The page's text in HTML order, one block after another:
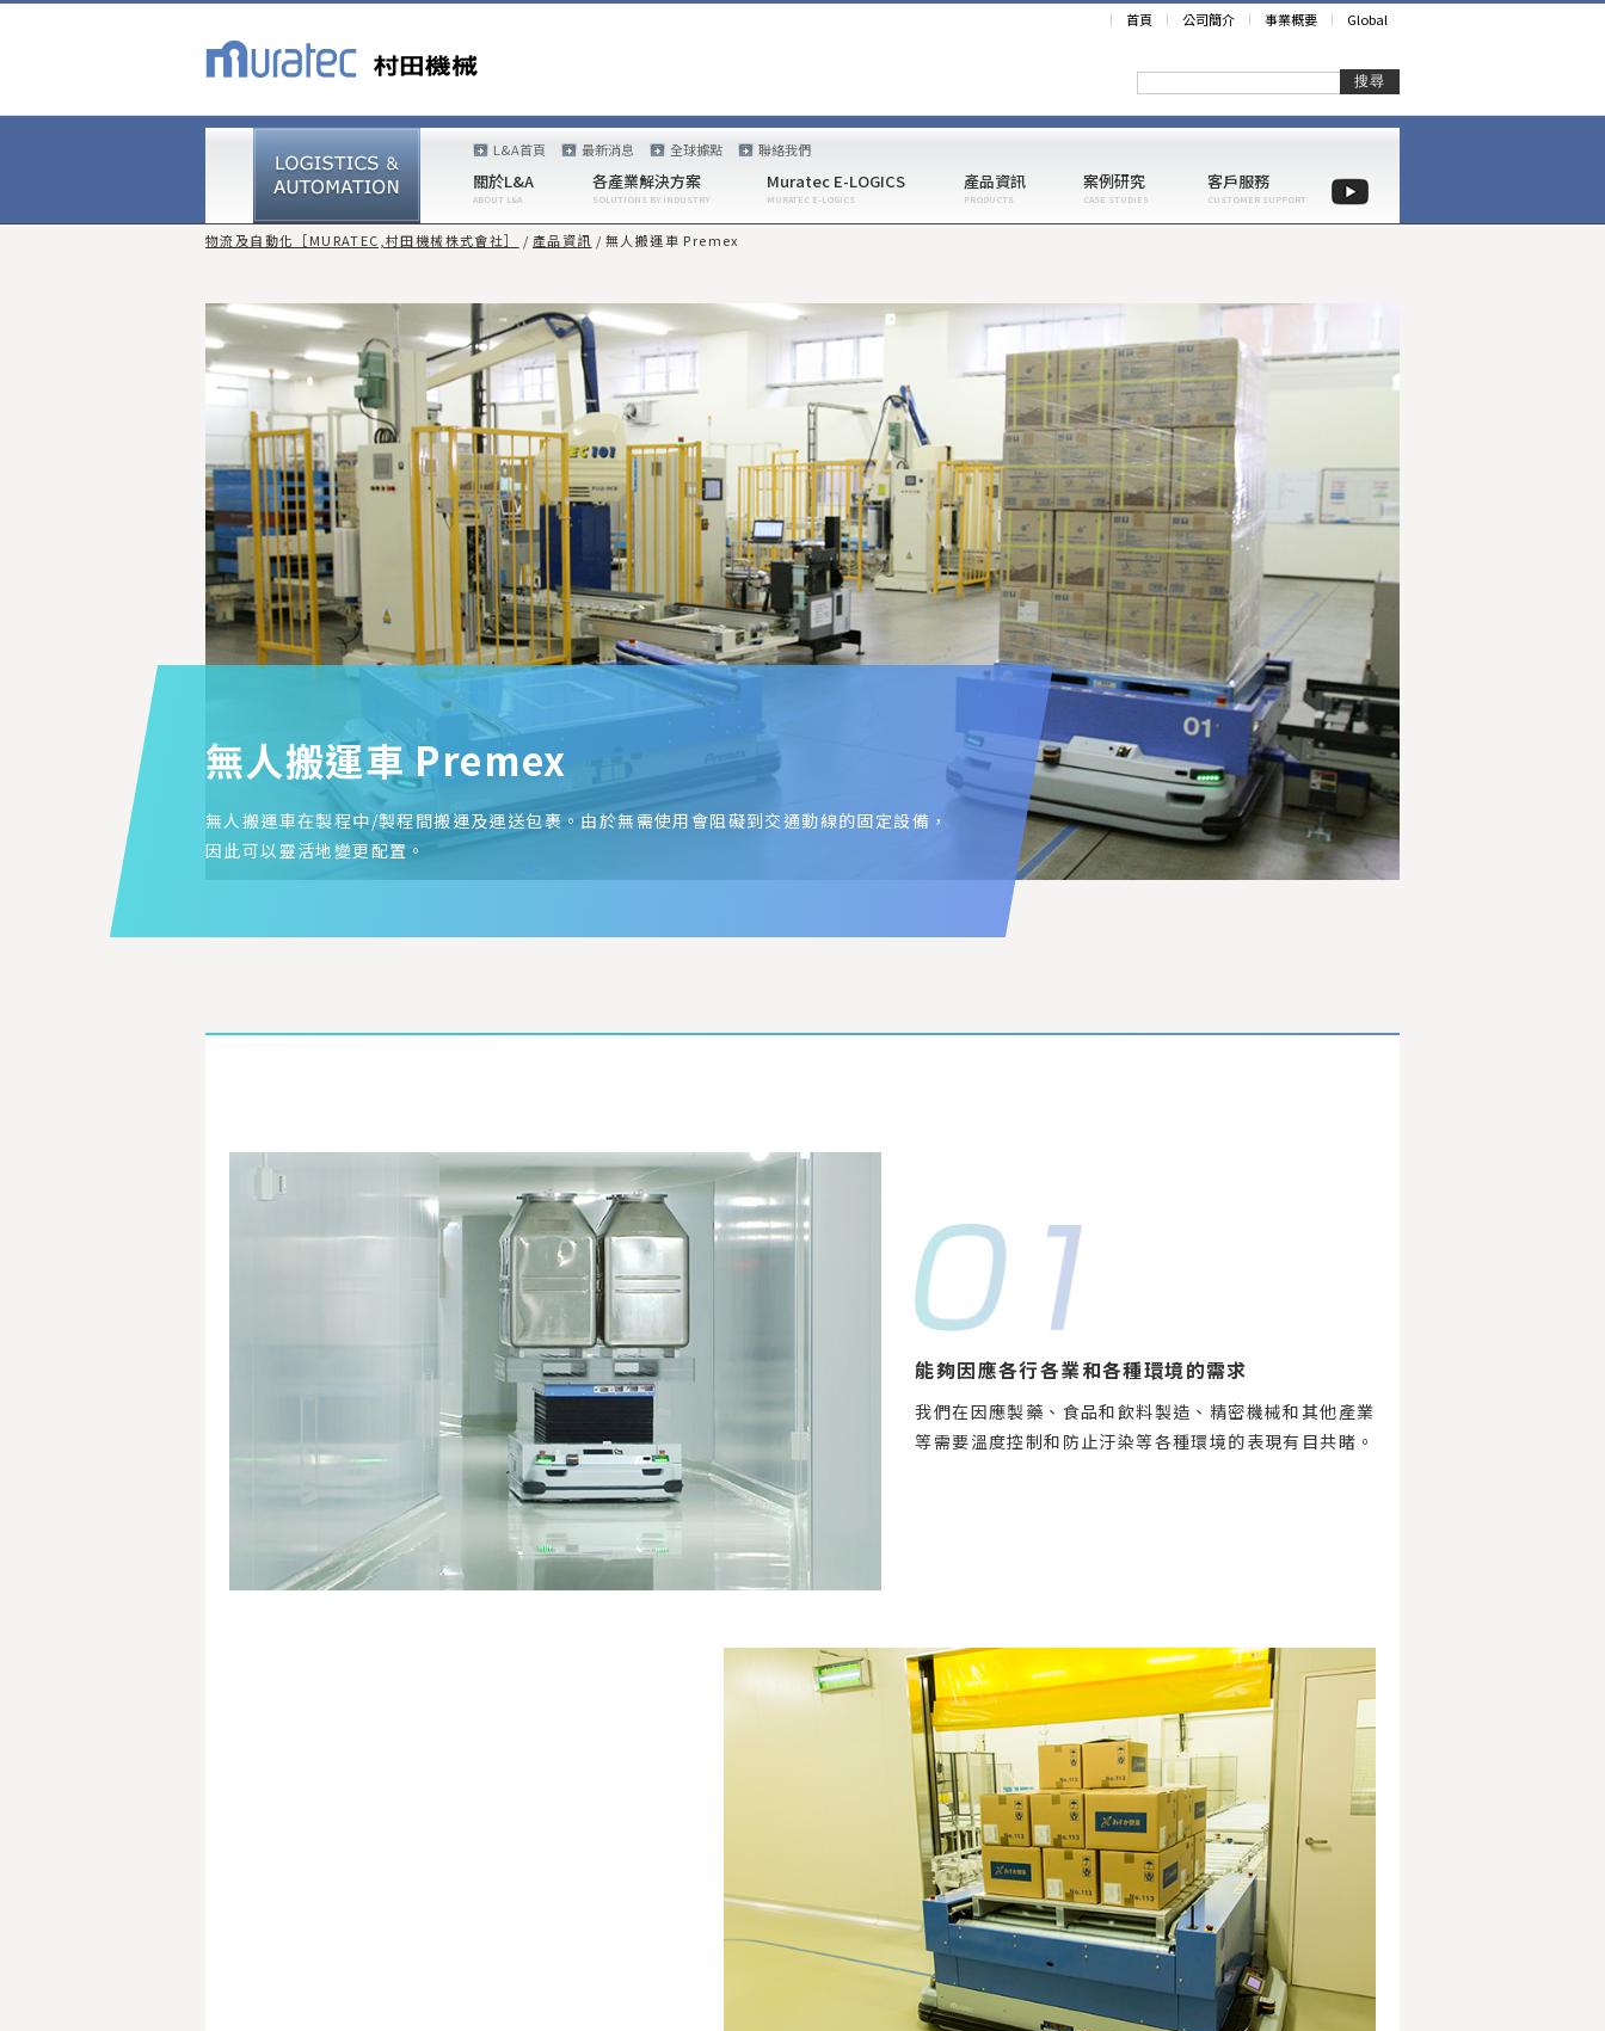
首頁 公司簡介 事業概要 Global
搜尋
L&A首頁 最新消息 全球據點 聯絡我們
關於L&A 各產業解決方案 Muratec E-LOGICS 產品資訊 案例研究 客戶服務
物流及自動化［MURATEC,村田機械株式會社］ 產品資訊 無人搬運車 Premex
無人搬運車Premex
無人搬運車在製程中/製程間搬運及運送包裹。由於無需使用會阻礙到交通動線的固定設備，
因此可以靈活地變更配置。
能夠因應各行各業和各種環境的需求
我們在因應製藥、食品和飲料製造、精密機械和其他產業
等需要溫度控制和防止汙染等各種環境的表現有目共睹。